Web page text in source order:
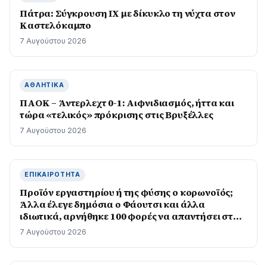
Πάτρα: Σύγκρουση ΙΧ με δίκυκλο τη νύχτα στον
Καστελόκαμπο
7 Αυγούστου 2026
ΑΘΛΗΤΙΚΆ
ΠΑΟΚ – Άντερλεχτ 0-1: Αιφνιδιασμός, ήττα και
τώρα «τελικός» πρόκρισης στις Βρυξέλλες
7 Αυγούστου 2026
ΕΠΙΚΑΙΡΌΤΗΤΑ
Προϊόν εργαστηρίου ή της φύσης ο κορωνοϊός;
Άλλα έλεγε δημόσια ο Φάουτσι και άλλα
ιδιωτικά, αρνήθηκε 100 φορές να απαντήσει στο
Κογκρέσο
7 Αυγούστου 2026